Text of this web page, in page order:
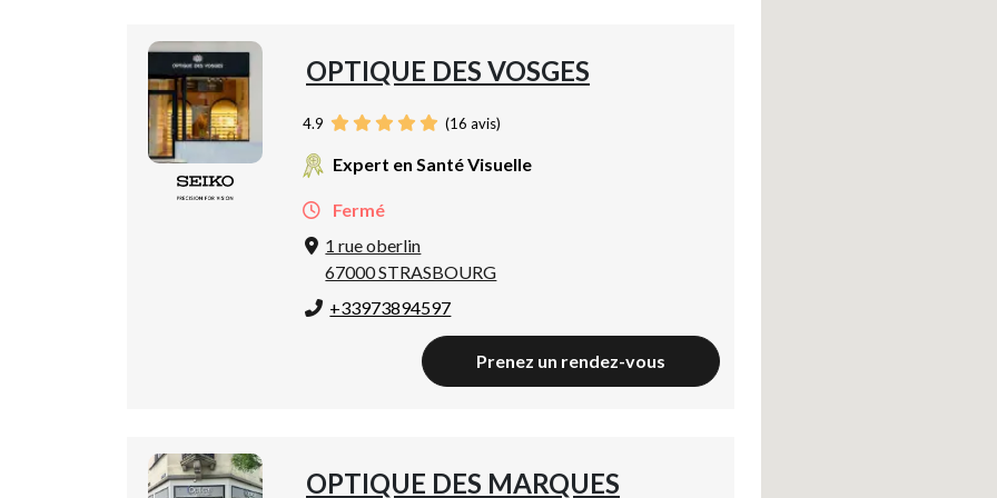
OPTIQUE DES VOSGES
4.9 (16 avis)
Expert en Santé Visuelle
Fermé
1 rue oberlin
67000 STRASBOURG
+33973894597
Prenez un rendez-vous
OPTIQUE DES MARQUES
Annonces avant, entre ou après une vidéo YouTube
Facebook
?
Affiche les cartes personnalisées
Google Maps est un service mondial de cartographie en ligne (GPS)
Consentements certifiés par